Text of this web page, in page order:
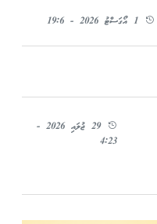
29 ޖުލައި 2026 -
4:23